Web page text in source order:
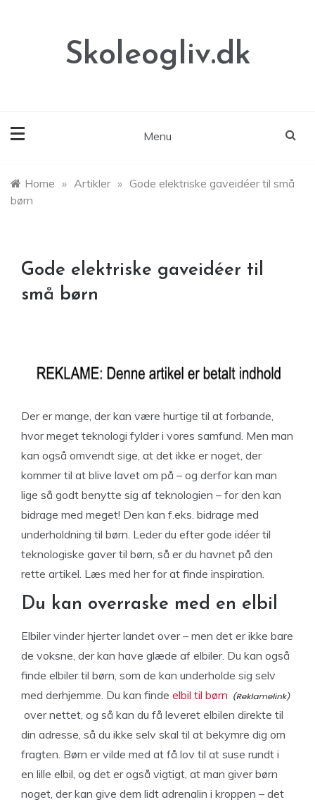
Skoleogliv.dk
Menu
Home » Artikler » Gode elektriske gaveidéer til små
børn
Gode elektriske gaveidéer til
små børn
Der er mange, der kan være hurtige til at forbande,
hvor meget teknologi fylder i vores samfund. Men man
kan også omvendt sige, at det ikke er noget, der
kommer til at blive lavet om på – og derfor kan man
lige så godt benytte sig af teknologien – for den kan
bidrage med meget! Den kan f.eks. bidrage med
underholdning til børn. Leder du efter gode idéer til
teknologiske gaver til børn, så er du havnet på den
rette artikel. Læs med her for at finde inspiration.
Du kan overraske med en elbil
Elbiler vinder hjerter landet over – men det er ikke bare
de voksne, der kan have glæde af elbiler. Du kan også
finde elbiler til børn, som de kan underholde sig selv
med derhjemme. Du kan finde elbil til børn
over nettet, og så kan du få leveret elbilen direkte til
din adresse, så du ikke selv skal til at bekymre dig om
fragten. Børn er vilde med at få lov til at suse rundt i
en lille elbil, og det er også vigtigt, at man giver børn
noget, der kan give dem lidt adrenalin i kroppen – det